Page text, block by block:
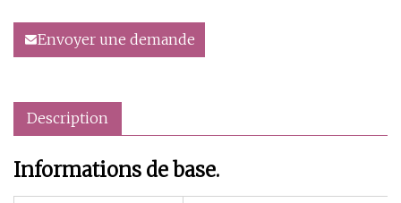
Envoyer une demande
Description
Informations de base.